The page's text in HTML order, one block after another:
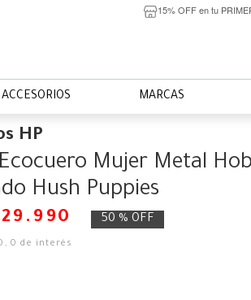
15% OFF en tu
ACCESORIOS MARCAS
HP
Mujer Metal
Hush Puppies
29 . 990 50 % OFF
,0 de interés